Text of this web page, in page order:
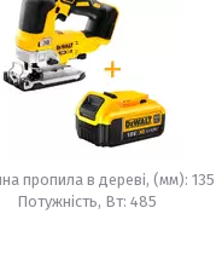
пропила в дереві, (мм): 135
Потужність, Вт: 485